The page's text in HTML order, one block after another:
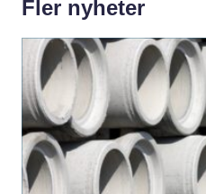
Fler nyheter